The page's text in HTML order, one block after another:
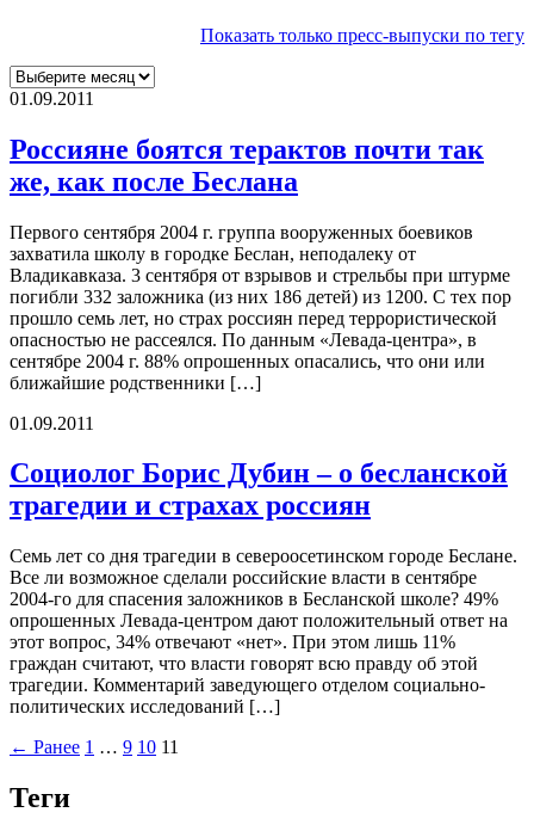
Показать только пресс-выпуски по тегу
01.09.2011
Россияне боятся терактов почти так
же, как после Беслана
Первого сентября 2004 г. группа вооруженных боевиков
захватила школу в городке Беслан, неподалеку от
Владикавказа. 3 сентября от взрывов и стрельбы при штурме
погибли 332 заложника (из них 186 детей) из 1200. С тех пор
прошло семь лет, но страх россиян перед террористической
опасностью не рассеялся. По данным «Левада-центра», в
сентябре 2004 г. 88% опрошенных опасались, что они или
ближайшие родственники […]
01.09.2011
Социолог Борис Дубин – о бесланской
трагедии и страхах россиян
Семь лет со дня трагедии в североосетинском городе Беслане.
Все ли возможное сделали российские власти в сентябре
2004-го для спасения заложников в Бесланской школе? 49%
опрошенных Левада-центром дают положительный ответ на
этот вопрос, 34% отвечают «нет». При этом лишь 11%
граждан считают, что власти говорят всю правду об этой
трагедии. Комментарий заведующего отделом социально-
политических исследований […]
← Ранее 1 … 9 10 11
Теги